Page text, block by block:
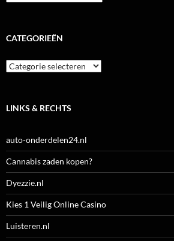
CATEGORIEËN
Categorieën
LINKS & RECHTS
auto-onderdelen24.nl
Cannabis zaden kopen?
Dyezzie.nl
Kies 1 Veilig Online Casino
Luisteren.nl